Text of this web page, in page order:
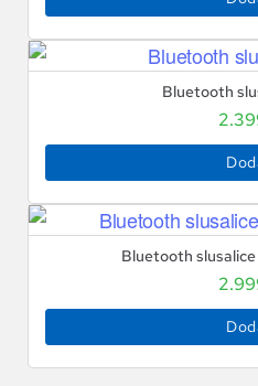
Bluetooth
Bluetooth